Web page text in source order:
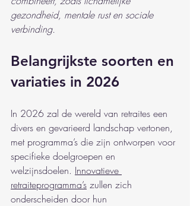
gezondheid, mentale rust en sociale
verbinding.
Belangrijkste soorten en
variaties in 2026
In 2026 zal de wereld van retraites een
divers en gevarieerd landschap vertonen,
met programma’s die zijn ontworpen voor
specifieke doelgroepen en
welzijnsdoelen. Innovatieve
retraiteprogramma’s zullen zich
onderscheiden door hun